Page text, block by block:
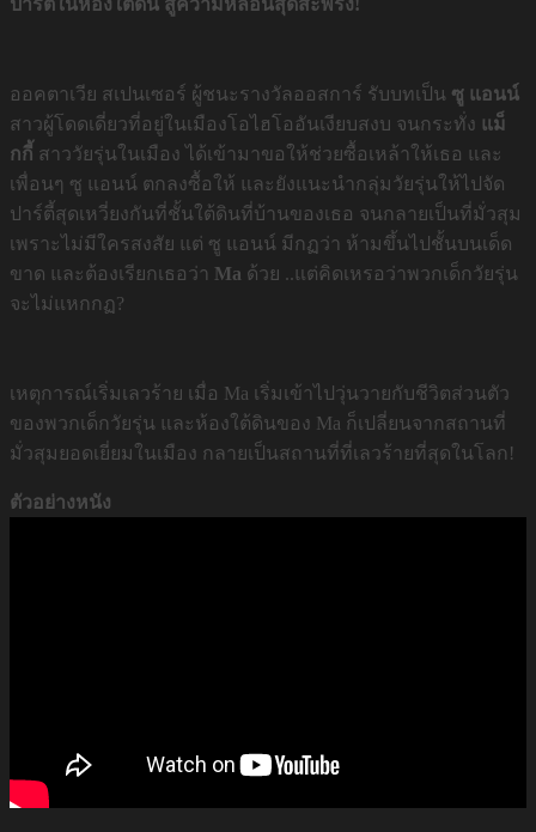
ปาร์ตี้ในห้องใต้ดิน สู่ความหลอนสุดสะพรึง!
ออคตาเวีย สเปนเซอร์ ผู้ชนะรางวัลออสการ์ รับบทเป็น ซู แอนน์
สาวผู้โดดเดี่ยวที่อยู่ในเมืองโอไฮโออันเงียบสงบ จนกระทั่ง แม็
กกี้ สาววัยรุ่นในเมือง ได้เข้ามาขอให้ช่วยซื้อเหล้าให้เธอ และ
เพื่อนๆ ซู แอนน์ ตกลงซื้อให้ และยังแนะนำกลุ่มวัยรุ่นให้ไปจัด
ปาร์ตี้สุดเหวี่ยงกันที่ชั้นใต้ดินที่บ้านของเธอ จนกลายเป็นที่มั่วสุม
เพราะไม่มีใครสงสัย แต่ ซู แอนน์ มีกฏว่า ห้ามขึ้นไปชั้นบนเด็ด
ขาด และต้องเรียกเธอว่า Ma ด้วย ..แต่คิดเหรอว่าพวกเด็กวัยรุ่น
จะไม่แหกกฏ?
เหตุการณ์เริ่มเลวร้าย เมื่อ Ma เริ่มเข้าไปวุ่นวายกับชีวิตส่วนตัว
ของพวกเด็กวัยรุ่น และห้องใต้ดินของ Ma ก็เปลี่ยนจากสถานที่
มั่วสุมยอดเยี่ยมในเมือง กลายเป็นสถานที่ที่เลวร้ายที่สุดในโลก!
ตัวอย่างหนัง